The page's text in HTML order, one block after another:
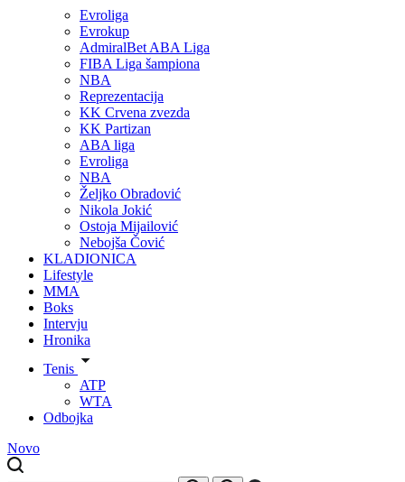
Evroliga
Evrokup
AdmiralBet ABA Liga
FIBA Liga šampiona
NBA
Reprezentacija
KK Crvena zvezda
KK Partizan
ABA liga
Evroliga
NBA
Željko Obradović
Nikola Jokić
Ostoja Mijailović
Nebojša Čović
KLADIONICA
Lifestyle
MMA
Boks
Intervju
Hronika
Tenis
ATP
WTA
Odbojka
Novo